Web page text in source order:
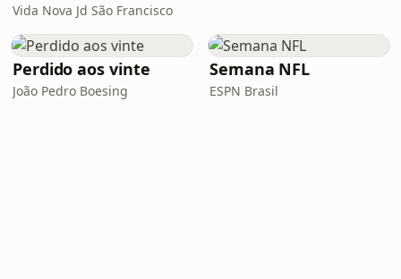
Vida Nova Jd São Francisco
Perdido aos vinte
João Pedro Boesing
Semana NFL
ESPN Brasil